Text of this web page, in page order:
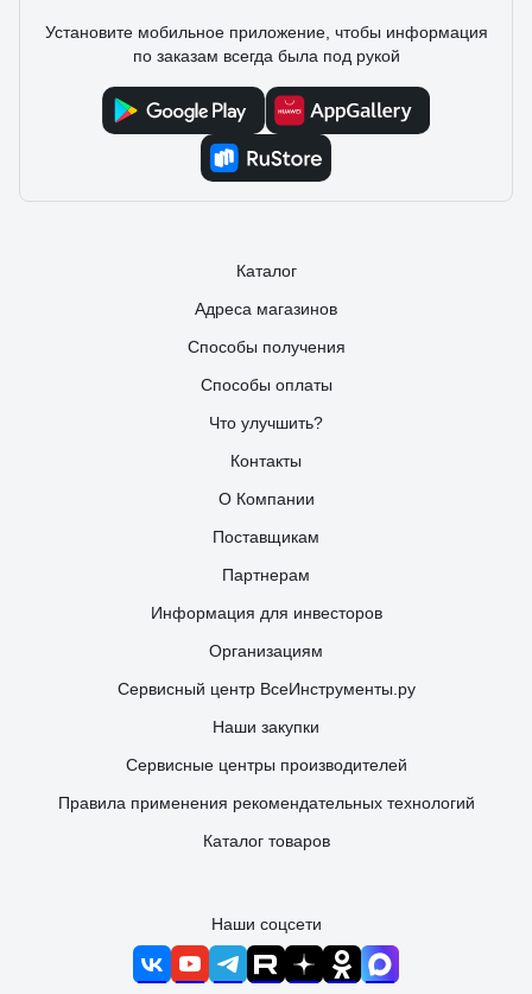
Установите мобильное приложение, чтобы информация
по заказам всегда была под рукой
Каталог
Адреса магазинов
Способы получения
Способы оплаты
Что улучшить?
Контакты
О Компании
Поставщикам
Партнерам
Информация для инвесторов
Организациям
Сервисный центр ВсеИнструменты.ру
Наши закупки
Сервисные центры производителей
Правила применения рекомендательных технологий
Каталог товаров
Наши соцсети